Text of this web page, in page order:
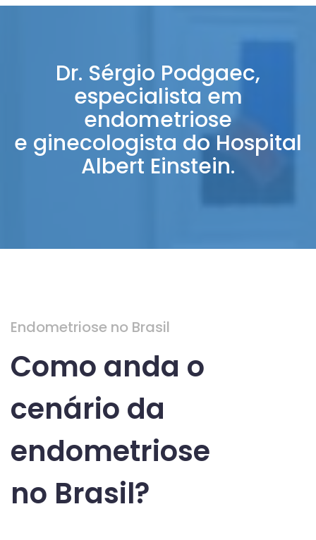
Dr. Sérgio Podgaec,
especialista em
endometriose
e ginecologista do Hospital
Albert Einstein.
Endometriose no Brasil
Como anda o
cenário da
endometriose
no Brasil?